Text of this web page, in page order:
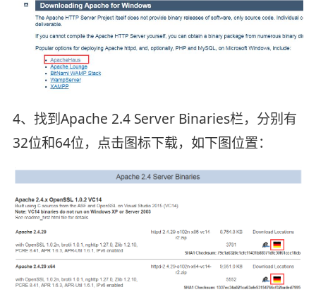
4、找到Apache 2.4 Server Binaries栏，分别有
32位和64位，点击图标下载，如下图位置：